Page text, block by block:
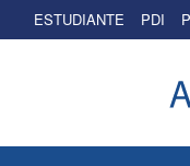
ESTUDIANTE PDI